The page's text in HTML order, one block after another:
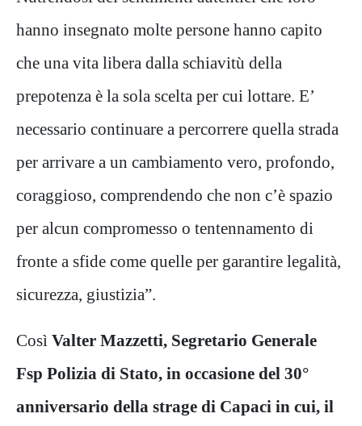
hanno insegnato molte persone hanno capito
che una vita libera dalla schiavitù della
prepotenza è la sola scelta per cui lottare. E’
necessario continuare a percorrere quella strada
per arrivare a un cambiamento vero, profondo,
coraggioso, comprendendo che non c’è spazio
per alcun compromesso o tentennamento di
fronte a sfide come quelle per garantire legalità,
sicurezza, giustizia”.
Così Valter Mazzetti, Segretario Generale
Fsp Polizia di Stato, in occasione del 30°
anniversario della strage di Capaci in cui, il